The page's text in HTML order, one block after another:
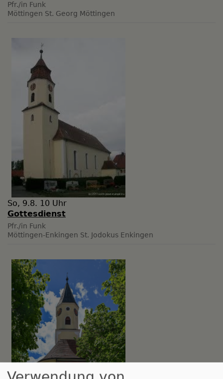
Pfr./in Funk
Möttingen St. Georg Möttingen
So, 9.8. 10 Uhr
Gottesdienst
Pfr./in Funk
Möttingen-Enkingen St. Jodokus Enkingen